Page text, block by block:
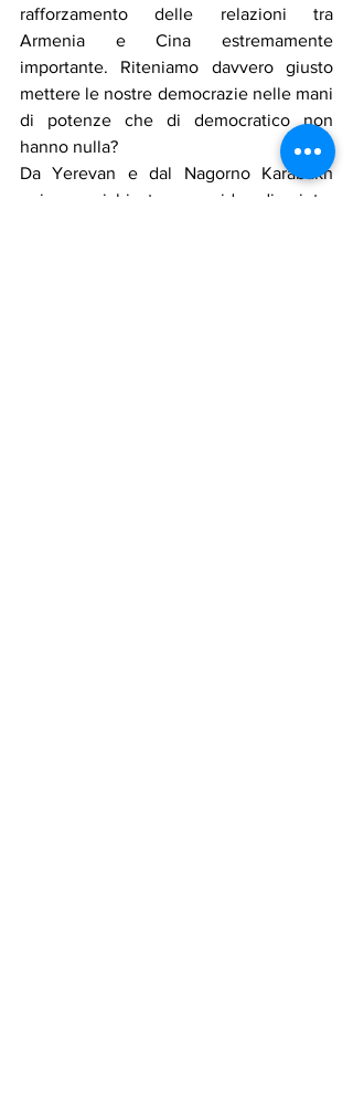
rafforzamento delle relazioni tra
Armenia e Cina estremamente
importante. Riteniamo davvero giusto
mettere le nostre democrazie nelle mani
di potenze che di democratico non
hanno nulla?
Da Yerevan e dal Nagorno Karabakh
arrivano richieste e grida di aiuto.